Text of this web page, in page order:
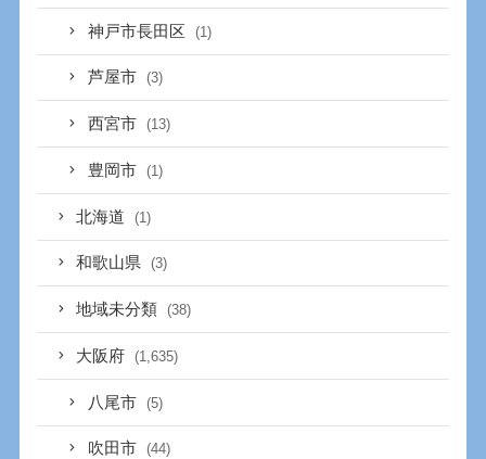
神戸市長田区 (1)
芦屋市 (3)
西宮市 (13)
豊岡市 (1)
北海道 (1)
和歌山県 (3)
地域未分類 (38)
大阪府 (1,635)
八尾市 (5)
吹田市 (44)